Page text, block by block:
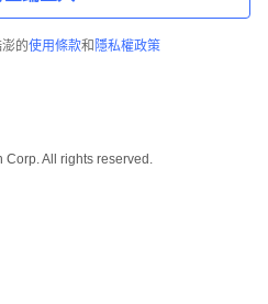
的使用條款和 隱私權政策
All rights reserved.